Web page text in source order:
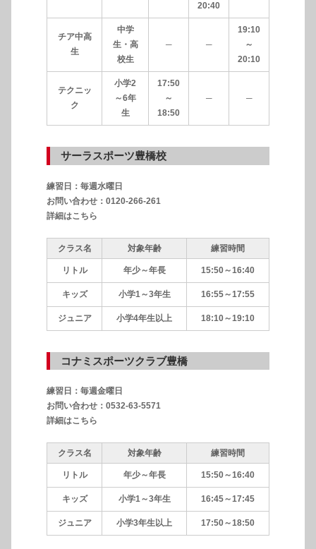
20:40
チア中高
生
中学
生・高
校生
─ ─
19:10
～
20:10
テクニッ
ク
小学2
～6年
生
17:50
～
18:50
─ ─
サーラスポーツ豊橋校
練習日：毎週水曜日
お問い合わせ：0120-266-261
詳細はこちら
クラス名 対象年齢 練習時間
リトル 年少～年長 15:50～16:40
キッズ 小学1～3年生 16:55～17:55
ジュニア 小学4年生以上 18:10～19:10
コナミスポーツクラブ豊橋
練習日：毎週金曜日
お問い合わせ：0532-63-5571
詳細はこちら
クラス名 対象年齢 練習時間
リトル 年少～年長 15:50～16:40
キッズ 小学1～3年生 16:45～17:45
ジュニア 小学3年生以上 17:50～18:50